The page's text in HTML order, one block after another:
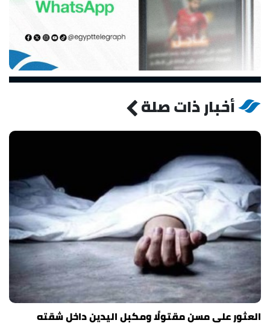
أخبار ذات صلة
العثور على مسن مقتولًا ومكبل اليدين داخل شقته